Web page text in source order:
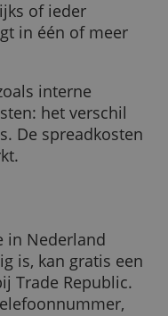
een
met creditcard,
procent kosten).
Deze kosten
of ieder
in één of
het
De